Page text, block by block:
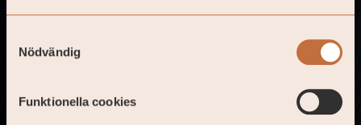
Nödvändig
Funktionella cookies